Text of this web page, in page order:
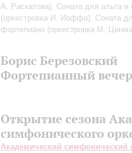
А. Раскатова), Соната для альта и
(оркестровка И. Иоффа), Соната
фортепиано (оркестровка М.
Борис Березовский
Фортепианный вечер
Открытие сезона
симфонического
Академический симфонический